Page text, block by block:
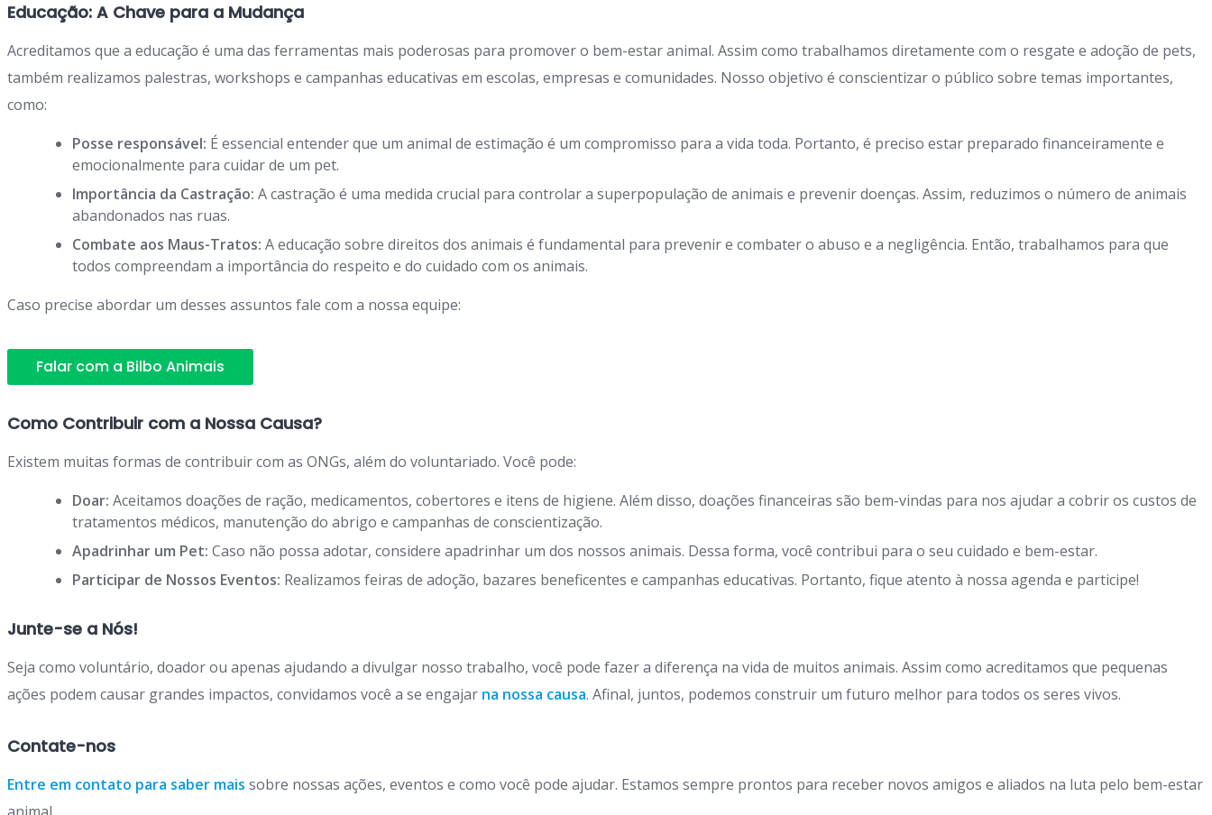
Educação: A Chave para a Mudança
Acreditamos que a educação é uma das ferramentas mais poderosas para promover o bem-estar animal. Assim como trabalhamos diretamente com o resgate e adoção de pets,
também realizamos palestras, workshops e campanhas educativas em escolas, empresas e comunidades. Nosso objetivo é conscientizar o público sobre temas importantes,
como:
Posse responsável: É essencial entender que um animal de estimação é um compromisso para a vida toda. Portanto, é preciso estar preparado financeiramente e
emocionalmente para cuidar de um pet.
Importância da Castração: A castração é uma medida crucial para controlar a superpopulação de animais e prevenir doenças. Assim, reduzimos o número de animais
abandonados nas ruas.
Combate aos Maus-Tratos: A educação sobre direitos dos animais é fundamental para prevenir e combater o abuso e a negligência. Então, trabalhamos para que
todos compreendam a importância do respeito e do cuidado com os animais.
Caso precise abordar um desses assuntos fale com a nossa equipe:
Falar com a Bilbo Animais
Como Contribuir com a Nossa Causa?
Existem muitas formas de contribuir com as ONGs, além do voluntariado. Você pode:
Doar: Aceitamos doações de ração, medicamentos, cobertores e itens de higiene. Além disso, doações financeiras são bem-vindas para nos ajudar a cobrir os custos de
tratamentos médicos, manutenção do abrigo e campanhas de conscientização.
Apadrinhar um Pet: Caso não possa adotar, considere apadrinhar um dos nossos animais. Dessa forma, você contribui para o seu cuidado e bem-estar.
Participar de Nossos Eventos: Realizamos feiras de adoção, bazares beneficentes e campanhas educativas. Portanto, fique atento à nossa agenda e participe!
Junte-se a Nós!
Seja como voluntário, doador ou apenas ajudando a divulgar nosso trabalho, você pode fazer a diferença na vida de muitos animais. Assim como acreditamos que pequenas
ações podem causar grandes impactos, convidamos você a se engajar na nossa causa. Afinal, juntos, podemos construir um futuro melhor para todos os seres vivos.
Contate-nos
Entre em contato para saber mais sobre nossas ações, eventos e como você pode ajudar. Estamos sempre prontos para receber novos amigos e aliados na luta pelo bem-estar